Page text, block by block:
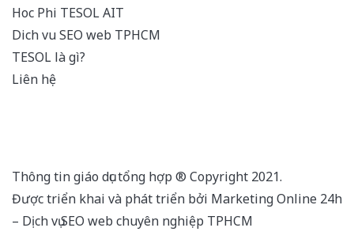
Hoc Phi TESOL AIT
Dich vu SEO web TPHCM
TESOL là gì?
Liên hệ
Thông tin giáo dục tổng hợp ® Copyright 2021.
Được triển khai và phát triển bởi Marketing Online 24h
– Dịch vụ SEO web chuyên nghiệp TPHCM